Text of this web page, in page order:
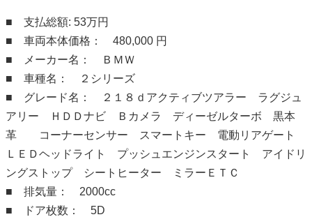
■ 支払総額: 53万円
■ 車両本体価格： 480,000 円
■ メーカー名： ＢＭＷ
■ 車種名： ２シリーズ
■ グレード名： ２１８ｄアクティブツアラー ラグジュ
アリー ＨＤＤナビ Ｂカメラ ディーゼルターボ 黒本
革 コーナーセンサー スマートキー 電動リアゲート
ＬＥＤヘッドライト プッシュエンジンスタート アイドリ
ングストップ シートヒーター ミラーＥＴＣ
■ 排気量： 2000cc
■ ドア枚数： 5D